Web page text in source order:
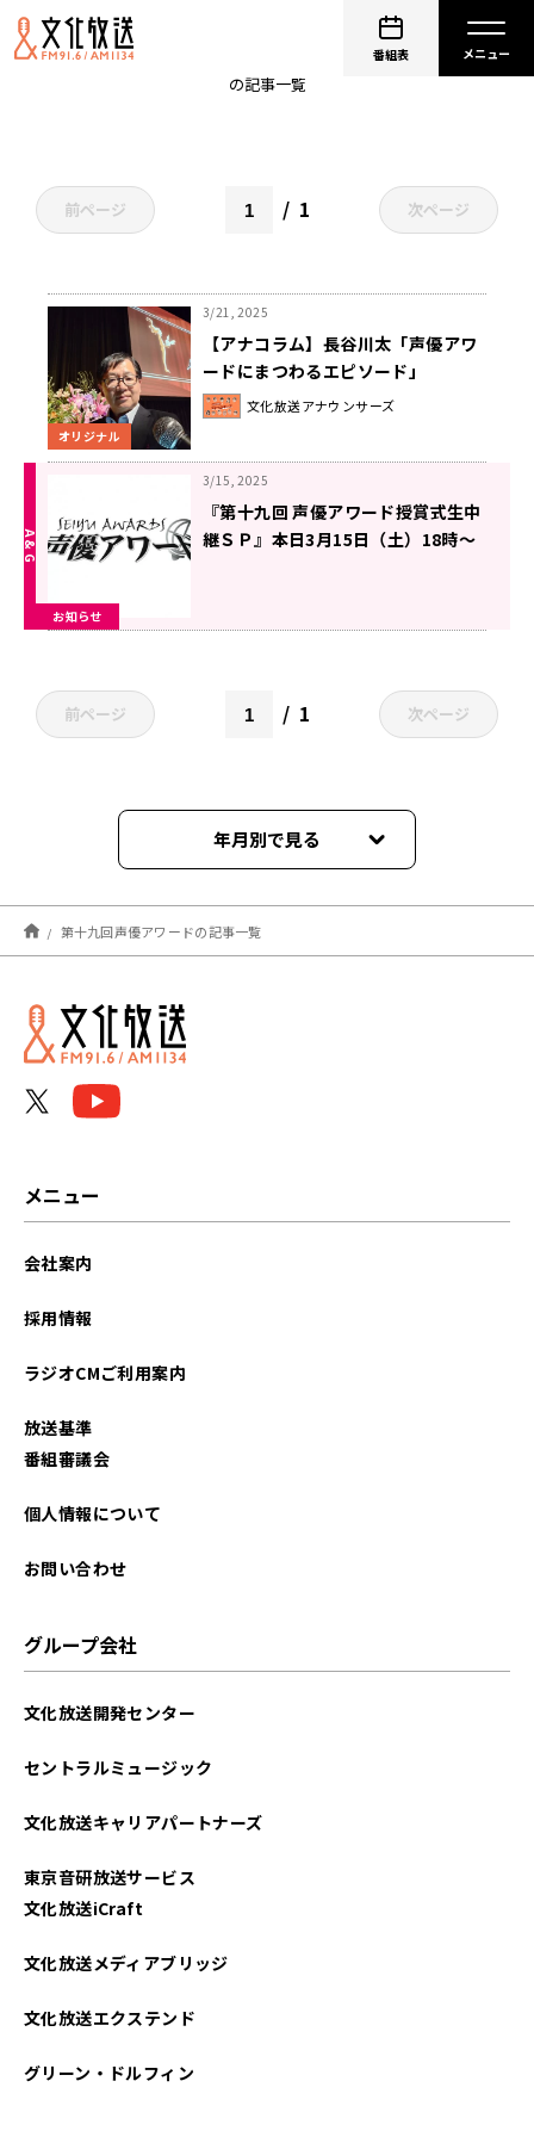
番組表
第十九回声優アワード
の記事一覧
前ページ 1 次ページ
オリジナル
3/21, 2025
【アナコラム】長谷川太「声優アワ
ードにまつわるエピソード」
文化放送アナウンサーズ
お知らせ
3/15, 2025
『第十九回 声優アワード授賞式生中
継ＳＰ』本日3月15日（土）18時〜
前ページ 1 次ページ
年月別で見る
2025年03月
第十九回声優アワードの記事一覧
メニュー
会社案内
採用情報
ラジオCMご利用案内
放送基準
番組審議会
個人情報について
お問い合わせ
グループ会社
文化放送開発センター
セントラルミュージック
文化放送キャリアパートナーズ
東京音研放送サービス
文化放送iCraft
文化放送メディアブリッジ
文化放送エクステンド
グリーン・ドルフィン